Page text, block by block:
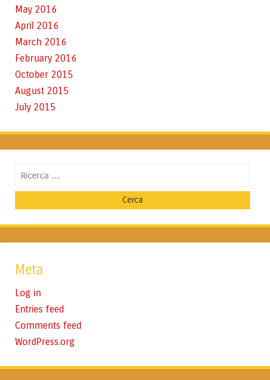
May 2016
April 2016
March 2016
February 2016
October 2015
August 2015
July 2015
Cerca
Meta
Log in
Entries feed
Comments feed
WordPress.org